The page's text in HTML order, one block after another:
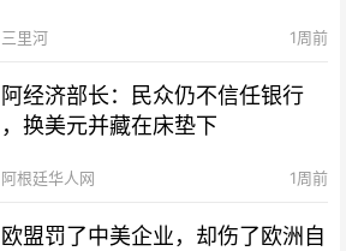
三里河 1周前
阿经济部长：民众仍不信任银行
，换美元并藏在床垫下
阿根廷华人网 1周前
欧盟罚了中美企业，却伤了欧洲自